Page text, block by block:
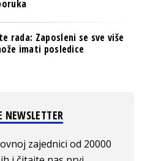
rada: Zaposleni se sve više
imati posledice
NEWSLETTER
zajednici od 20000